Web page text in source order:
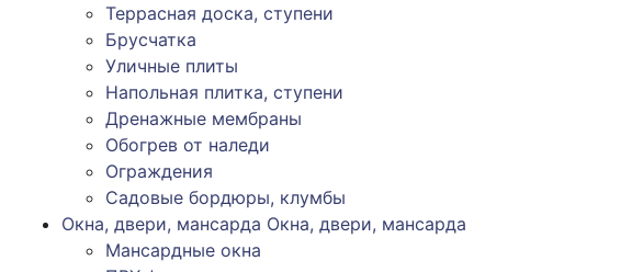
Террасная доска, ступени
Брусчатка
Уличные плиты
Напольная плитка, ступени
Дренажные мембраны
Обогрев от наледи
Ограждения
Садовые бордюры, клумбы
Окна, двери, мансарда Окна, двери, мансарда
Мансардные окна